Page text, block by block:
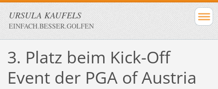
URSULA KAUFELS
EINFACH.BESSER.GOLFEN
3. Platz beim Kick-Off
Event der PGA of Austria